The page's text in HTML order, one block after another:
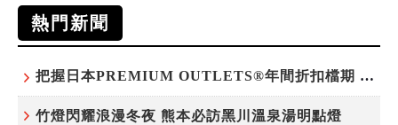
熱門新聞
把握日本PREMIUM OUTLETS®年間折扣檔期 越買越划算
竹燈閃耀浪漫冬夜 熊本必訪黑川溫泉湯明點燈